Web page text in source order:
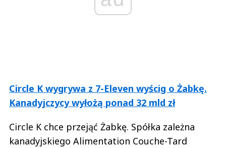
Circle K wygrywa z 7-Eleven wyścig o Żabkę.
Kanadyjczycy wyłożą ponad 32 mld zł
Circle K chce przejąć Żabkę. Spółka zależna
kanadyjskiego Alimentation Couche-Tard